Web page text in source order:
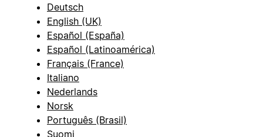
Deutsch
English (UK)
Español (España)
Español (Latinoamérica)
Français (France)
Italiano
Nederlands
Norsk
Português (Brasil)
Suomi